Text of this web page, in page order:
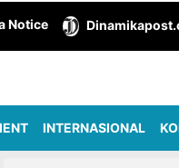
Notice
INTERNASIONAL